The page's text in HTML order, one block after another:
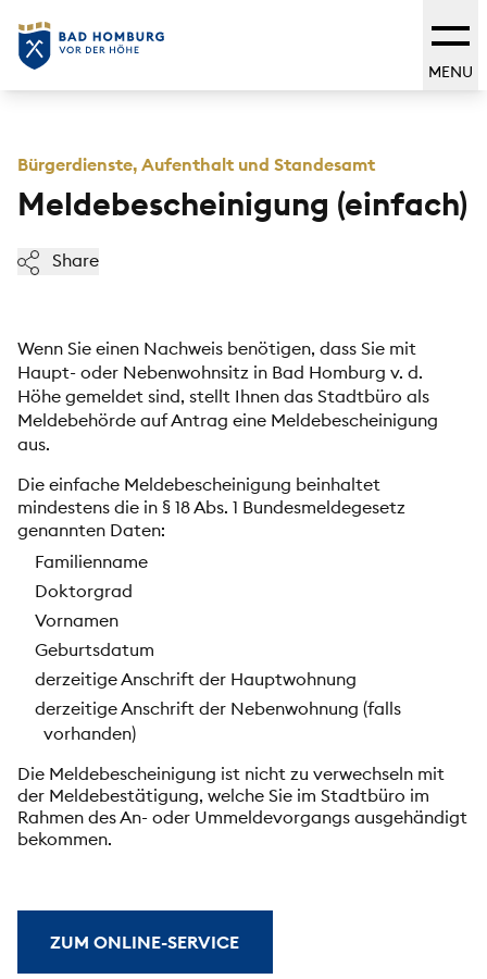
MENU
Bürgerdienste, Aufenthalt und Standesamt
Meldebescheinigung (einfach)
Share
Wenn Sie einen Nachweis benötigen, dass Sie mit
Haupt- oder Nebenwohnsitz in Bad Homburg v. d.
Höhe gemeldet sind, stellt Ihnen das Stadtbüro als
Meldebehörde auf Antrag eine Meldebescheinigung
aus.
Die einfache Meldebescheinigung beinhaltet
mindestens die in § 18 Abs. 1 Bundesmeldegesetz
genannten Daten:
Familienname
Doktorgrad
Vornamen
Geburtsdatum
derzeitige Anschrift der Hauptwohnung
derzeitige Anschrift der Nebenwohnung (falls
vorhanden)
Die Meldebescheinigung ist nicht zu verwechseln mit
der Meldebestätigung, welche Sie im Stadtbüro im
Rahmen des An- oder Ummeldevorgangs ausgehändigt
bekommen.
ZUM ONLINE-SERVICE